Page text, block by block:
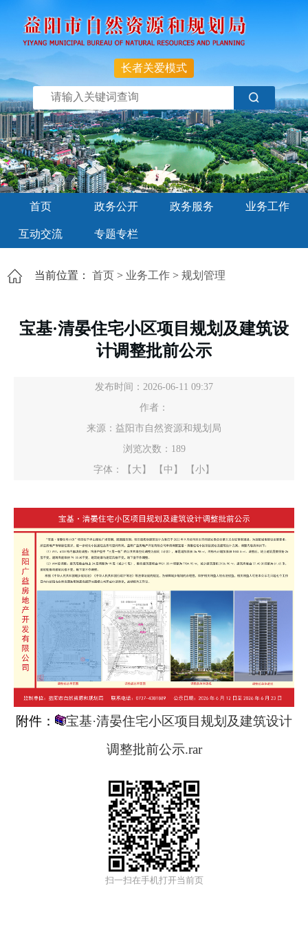
长者关爱模式
首页 政务公开 政务服务 业务工作
互动交流 专题专栏
当前位置： 首页 > 业务工作 > 规划管理
宝基·清晏住宅小区项目规划及建筑设
计调整批前公示
发布时间：2026-06-11 09:37
作者：
来源：益阳市自然资源和规划局
浏览次数： 189
字体：
【大】 【中】 【小】
附件：
宝基·清晏住宅小区项目规划及建筑设计
调整批前公示.rar
扫一扫在手机打开当前页